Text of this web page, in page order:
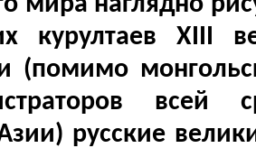
курултаев XIII
(помимо
всей
русские